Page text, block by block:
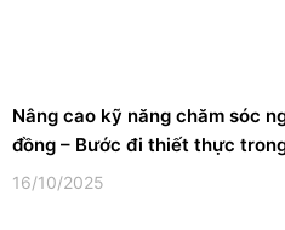
Nâng cao kỹ năng chăm sóc
đồng – Bước đi thiết thực
16/10/2025